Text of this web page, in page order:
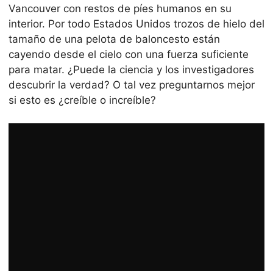
Vancouver con restos de píes humanos en su
interior. Por todo Estados Unidos trozos de hielo del
tamaño de una pelota de baloncesto están
cayendo desde el cielo con una fuerza suficiente
para matar. ¿Puede la ciencia y los investigadores
descubrir la verdad? O tal vez preguntarnos mejor
si esto es ¿creíble o increíble?